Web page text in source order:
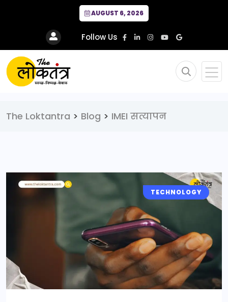
AUGUST 6, 2026
Follow Us
The Loktantra > Blog > IMEI सत्यापन
NATIONAL
TECHNOLOGY